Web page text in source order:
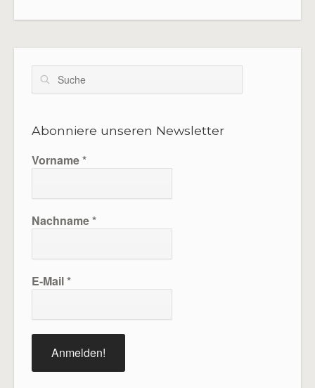
Suche
Abonniere unseren Newsletter
Vorname*
Nachname*
E-Mail*